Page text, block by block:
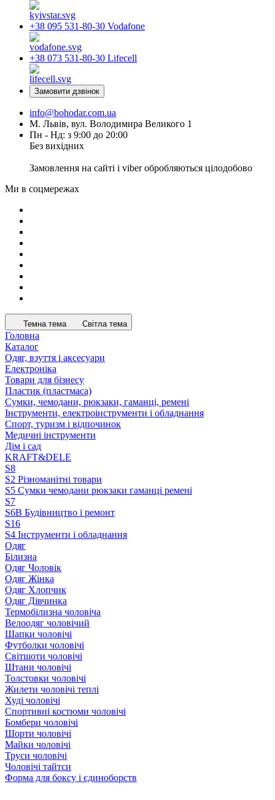
+38 095 531-80-30 Vodafone
+38 073 531-80-30 Lifecell
Замовити дзвінок
info@bohodar.com.ua
М. Львів, вул. Володимира Великого 1
Пн - Нд: з 9:00 до 20:00
Без вихідних
Замовлення на сайті і viber обробляються цілодобово
Ми в соцмережах
Темна тема Світла тема
Головна
Каталог
Одяг, взуття і аксесуари
Електроніка
Товари для бізнесу
Пластик (пластмаса)
Сумки, чемодани, рюкзаки, гаманці, ремені
Інструменти, електроінструменти і обладнання
Спорт, туризм і відпочинок
Медичні інструменти
Дім і сад
KRAFT&DELE
S8
S2 Різноманітні товари
S5 Сумки чемодани рюкзаки гаманці ремені
S7
S6B Будівництво і ремонт
S16
S4 Інструменти і обладнання
Одяг
Білизна
Одяг Чоловік
Одяг Жінка
Одяг Хлопчик
Одяг Дівчинка
Термобілизна чоловіча
Велоодяг чоловічий
Шапки чоловічі
Футболки чоловічі
Світшоти чоловічі
Штани чоловічі
Толстовки чоловічі
Жилети чоловічі теплі
Худі чоловічі
Спортивні костюми чоловічі
Бомбери чоловічі
Шорти чоловічі
Майки чоловічі
Труси чоловічі
Чоловічі тайтси
Форма для боксу і єдиноборств